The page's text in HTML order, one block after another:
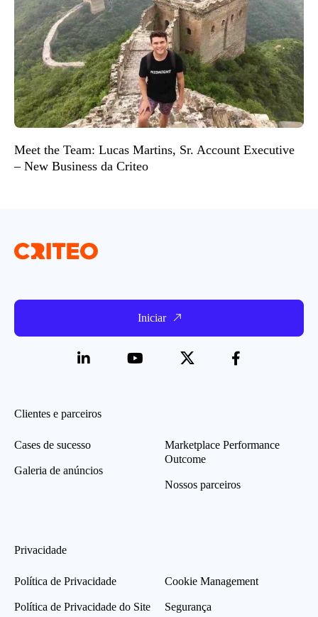
Meet the Team: Lucas Martins, Sr. Account Executive
– New Business da Criteo
Iniciar
Clientes e parceiros
Cases de sucesso
Galeria de anúncios
Marketplace Performance
Outcome
Nossos parceiros
Privacidade
Política de Privacidade
Política de Privacidade do Site
Cookie Management
Segurança